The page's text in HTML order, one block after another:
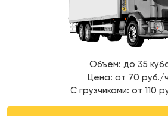
Объем: до 35
Цена: от 70 руб./
С грузчиками: от 110